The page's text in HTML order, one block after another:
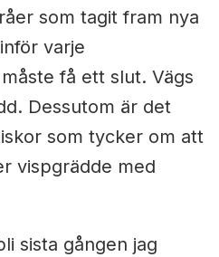
som tagit fram nya
varje
få ett slut. Vägs
Dessutom är det
som tycker om att
vispgrädde med
sista gången jag